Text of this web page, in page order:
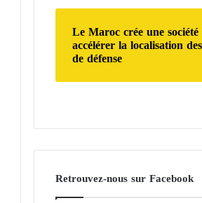
Le Maroc crée une
accélérer la localisation
de défense
Retrouvez-nous sur Facebook